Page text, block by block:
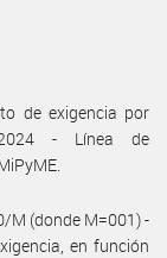
de exigencia por
- Línea de
M (donde M=001) -
en función